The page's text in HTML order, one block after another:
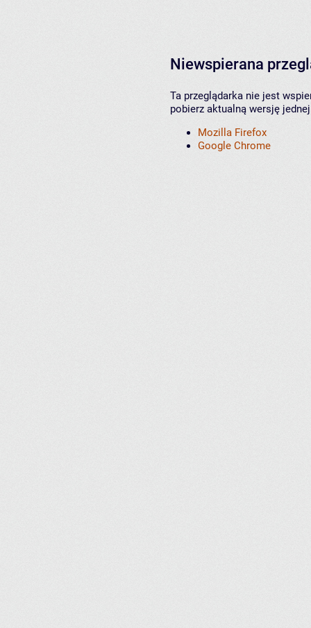
Niewspierana
Ta przeglądarka nie jest
pobierz aktualną wersję
Mozilla Firefox
Google Chrome